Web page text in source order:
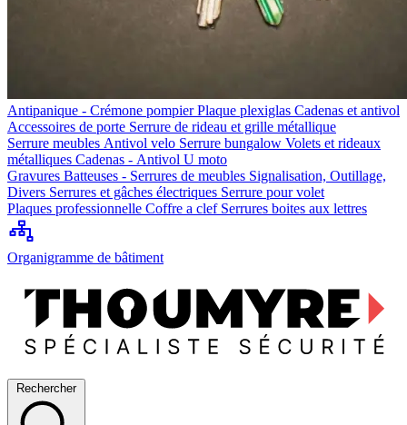
Antipanique - Crémone pompierPlaque plexiglas Cadenas et antivol
Accessoires de porte Serrure de rideau et grille métallique
Serrure meubles Antivol velo Serrure bungalow Volets et rideaux
métalliques Cadenas - Antivol U moto
Gravures Batteuses - Serrures de meubles Signalisation, Outillage,
Divers Serrures et gâches électriques Serrure pour volet
Plaques professionnelle Coffre a clef Serrures boites aux lettres
Organigramme de bâtiment
Rechercher